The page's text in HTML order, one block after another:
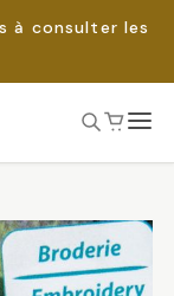
à consulter les